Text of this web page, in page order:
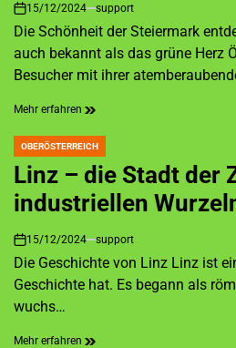
on
15/12/2024 support
Die Schönheit der Steiermark
auch bekannt als das grüne Herz
Besucher mit ihrer
Mehr erfahren
POSTED
IN
OBERÖSTERREICH
Linz – die Stadt der
industriellen
on
15/12/2024 support
Die Geschichte von Linz Linz ist
Geschichte hat. Es begann als
wuchs…
Mehr erfahren